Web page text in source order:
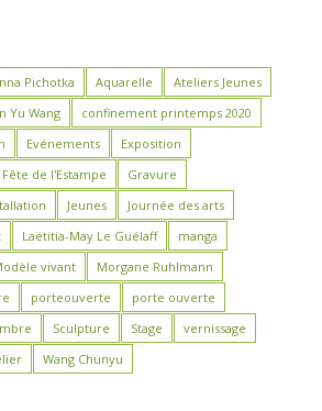
Pichotka Aquarelle
Ateliers Jeunes
Yu Wang
confinement printemps 2020
Evénements
Exposition
Fête de l'Estampe
Gravure
Jeunes
Journée des arts
Laëtitia-May Le Guélaff
manga
vivant
Morgane Ruhlmann
porteouverte
porte ouverte
Sculpture Stage
vernissage
Wang Chunyu